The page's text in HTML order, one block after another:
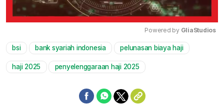
Mute
Powered by GliaStudios
bsi bank syariah indonesia pelunasan biaya haji
haji 2025 penyelenggaraan haji 2025